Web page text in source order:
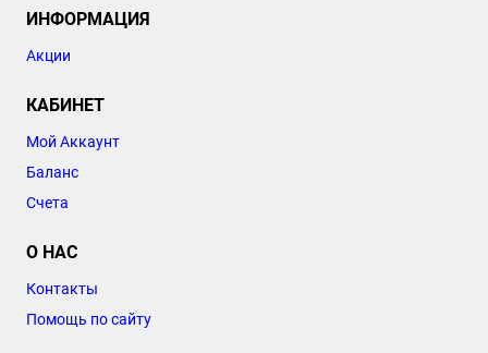
ИНФОРМАЦИЯ
Акции
КАБИНЕТ
Мой Аккаунт
Баланс
Счета
О НАС
Контакты
Помощь по сайту